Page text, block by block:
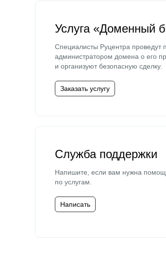
Услуга «Доменный
Специалисты Руцентра проведут
администратором домена о его
и организуют безопасную сделку.
Заказать услугу
Служба поддержки
Напишите, если вам нужна
по услугам.
Написать